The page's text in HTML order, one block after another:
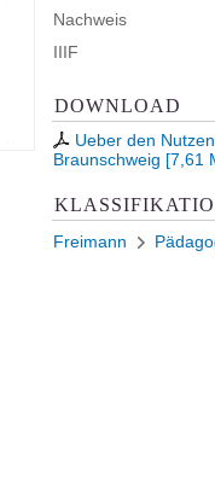
Nachweis
IIIF
DOWNLOAD
Ueber den
Braunschweig [7,61
Freimann